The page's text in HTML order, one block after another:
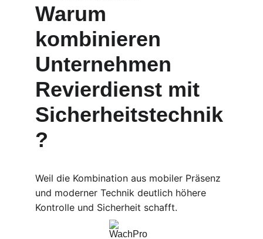
Warum
kombinieren
Unternehmen
Revierdienst mit
Sicherheitstechnik
?
Weil die Kombination aus mobiler Präsenz
und moderner Technik deutlich höhere
Kontrolle und Sicherheit schafft.